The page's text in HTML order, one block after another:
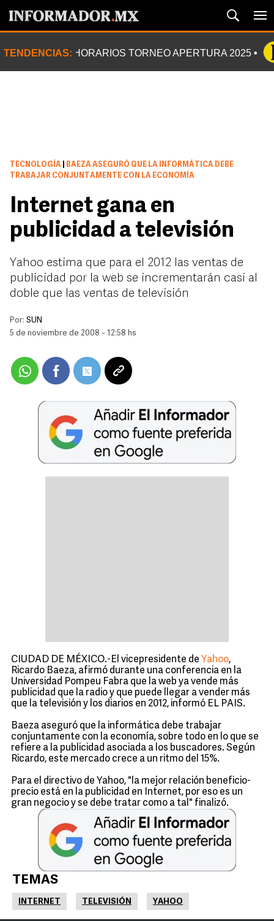
TENDENCIAS: HORARIOS TORNEO APERTURA 2025
TECNOLOGÍA
BAEZA ASEGURÓ QUE LA INFORMÁTICA DEBE
TRABAJAR CONJUNTAMENTE CON LA ECONOMÍA
Internet gana en
publicidad a televisión
Yahoo estima que para el 2012 las ventas de
publicidad por la web se incrementarán casi al
doble que las ventas de televisión
Por: SUN
5 de noviembre de 2008 - 12:58 hs
CIUDAD DE MÉXICO.-El vicepresidente de Yahoo,
Ricardo Baeza, afirmó durante una conferencia en la
Universidad Pompeu Fabra que la web ya vende más
publicidad que la radio y que puede llegar a vender más
que la televisión y los diarios en 2012, informó EL PAIS.
Baeza aseguró que la informática debe trabajar
conjuntamente con la economía, sobre todo en lo que se
refiere a la publicidad asociada a los buscadores. Según
Ricardo, este mercado crece a un ritmo del 15%.
Para el directivo de Yahoo, "la mejor relación beneficio-
precio está en la publicidad en Internet, por eso es un
gran negocio y se debe tratar como a tal" finalizó.
TEMAS
INTERNET TELEVISIÓN YAHOO